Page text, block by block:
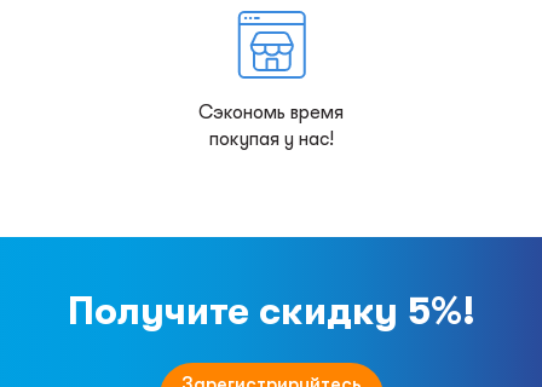
Сэкономь время
покупая у нас!
Получите скидку 5%!